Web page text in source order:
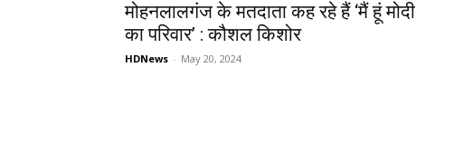
मोहनलालगंज के मतदाता कह रहे हैं ‘मैं हूं मोदी
का परिवार’ : कौशल किशोर
HDNews - May 20, 2024